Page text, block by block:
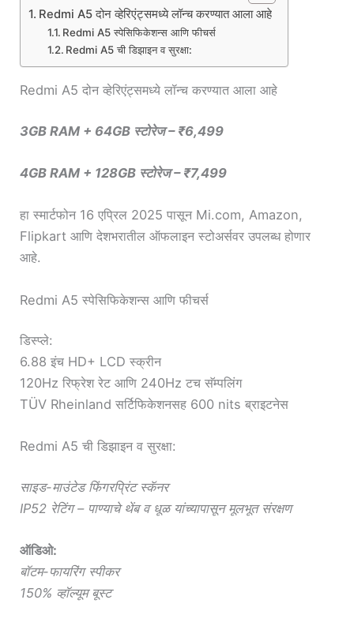
Redmi A5 दोन व्हेरिएंट्समध्ये लॉन्च करण्यात आला आहे
Redmi A5 स्पेसिफिकेशन्स आणि फीचर्स
Redmi A5 ची डिझाइन व सुरक्षा:
Redmi A5 दोन व्हेरिएंट्समध्ये लॉन्च करण्यात आला आहे
3GB RAM + 64GB स्टोरेज – ₹6,499
4GB RAM + 128GB स्टोरेज – ₹7,499
हा स्मार्टफोन 16 एप्रिल 2025 पासून Mi.com, Amazon,
Flipkart आणि देशभरातील ऑफलाइन स्टोअर्सवर उपलब्ध होणार
आहे.
Redmi A5 स्पेसिफिकेशन्स आणि फीचर्स
डिस्प्ले:
6.88 इंच HD+ LCD स्क्रीन
120Hz रिफ्रेश रेट आणि 240Hz टच सॅम्पलिंग
TÜV Rheinland सर्टिफिकेशनसह 600 nits ब्राइटनेस
Redmi A5 ची डिझाइन व सुरक्षा:
साइड-माउंटेड फिंगरप्रिंट स्कॅनर
IP52 रेटिंग – पाण्याचे थेंब व धूळ यांच्यापासून मूलभूत संरक्षण
ऑडिओ:
बॉटम-फायरिंग स्पीकर
150% व्हॉल्यूम बूस्ट